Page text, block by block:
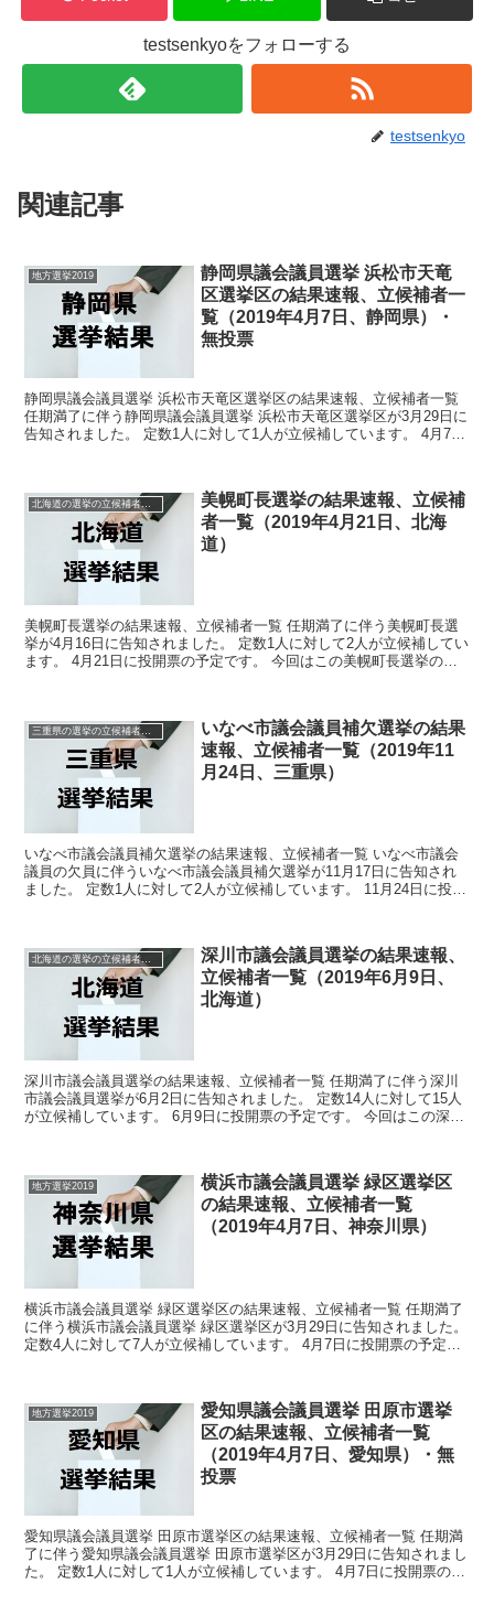
testsenkyoをフォローする
testsenkyo
関連記事
地方選挙2019
静岡県議会議員選挙 浜松市天竜
区選挙区の結果速報、立候補者一
覧（2019年4月7日、静岡県）・
無投票
静岡県議会議員選挙 浜松市天竜区選挙区の結果速報、立候補者一覧
任期満了に伴う静岡県議会議員選挙 浜松市天竜区選挙区が3月29日に
告知されました。 定数1人に対して1人が立候補しています。 4月7日
北海道の選挙の立候補者と結果速報一覧
美幌町長選挙の結果速報、立候補
者一覧（2019年4月21日、北海
道）
美幌町長選挙の結果速報、立候補者一覧 任期満了に伴う美幌町長選
挙が4月16日に告知されました。 定数1人に対して2人が立候補してい
ます。 4月21日に投開票の予定です。 今回はこの美幌町長選挙の関
三重県の選挙の立候補者と結果速報一覧
いなべ市議会議員補欠選挙の結果
速報、立候補者一覧（2019年11
月24日、三重県）
いなべ市議会議員補欠選挙の結果速報、立候補者一覧 いなべ市議会
議員の欠員に伴ういなべ市議会議員補欠選挙が11月17日に告知され
ました。 定数1人に対して2人が立候補しています。 11月24日に投開
北海道の選挙の立候補者と結果速報一覧
深川市議会議員選挙の結果速報、
立候補者一覧（2019年6月9日、
北海道）
深川市議会議員選挙の結果速報、立候補者一覧 任期満了に伴う深川
市議会議員選挙が6月2日に告知されました。 定数14人に対して15人
が立候補しています。 6月9日に投開票の予定です。 今回はこの深川
地方選挙2019
横浜市議会議員選挙 緑区選挙区
の結果速報、立候補者一覧
（2019年4月7日、神奈川県）
横浜市議会議員選挙 緑区選挙区の結果速報、立候補者一覧 任期満了
に伴う横浜市議会議員選挙 緑区選挙区が3月29日に告知されました。
定数4人に対して7人が立候補しています。 4月7日に投開票の予定で
地方選挙2019
愛知県議会議員選挙 田原市選挙
区の結果速報、立候補者一覧
（2019年4月7日、愛知県）・無
投票
愛知県議会議員選挙 田原市選挙区の結果速報、立候補者一覧 任期満
了に伴う愛知県議会議員選挙 田原市選挙区が3月29日に告知されまし
た。 定数1人に対して1人が立候補しています。 4月7日に投開票の予